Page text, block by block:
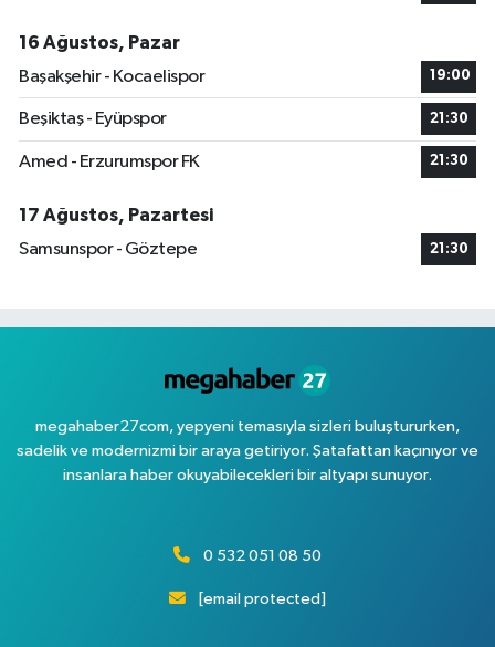
16 Ağustos, Pazar
Başakşehir - Kocaelispor
19:00
Beşiktaş - Eyüpspor 21:30
Amed - Erzurumspor FK 21:30
17 Ağustos, Pazartesi
Samsunspor - Göztepe
21:30
megahaber27com, yepyeni temasıyla sizleri buluştururken,
sadelik ve modernizmi bir araya getiriyor. Şatafattan kaçınıyor ve
insanlara haber okuyabilecekleri bir altyapı sunuyor.
0 532 051 08 50
[email protected]